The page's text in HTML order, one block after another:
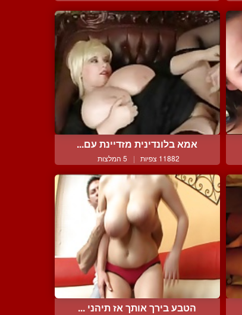
אמא בלונדינית מזדיינת עם...
11882 צפיות | 5 המלצות
הטבע בירך אותך אז תיהני ...